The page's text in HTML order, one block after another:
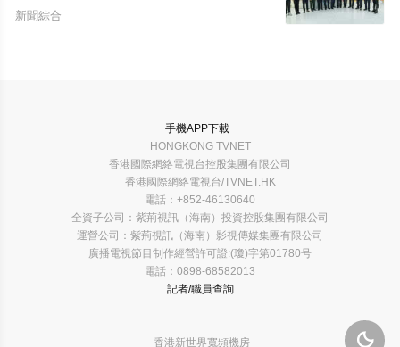
網絡電視台開展座談交流
新聞綜合

手機APP下載
HONGKONG TVNET
香港國際網絡電視台控股集團有限公司
香港國際網絡電視台/TVNET.HK
電話：+852-46130640
全資子公司：紫荊視訊（海南）投資控股集團有限公司
運營公司：紫荊視訊（海南）影視傳媒集團有限公司
廣播電視節目制作經營許可證:(瓊)字第01780号
電話：0898-68582013
記者/職員查詢
香港新世界寬頻機房